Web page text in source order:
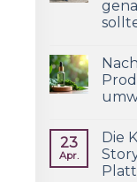
23
Apr.
Die